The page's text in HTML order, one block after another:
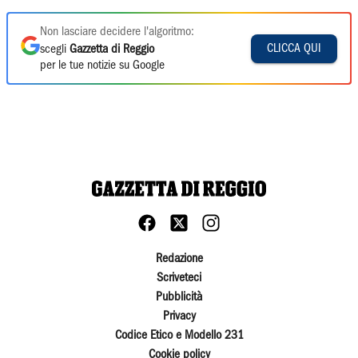
Non lasciare decidere l'algoritmo:
scegli Gazzetta di Reggio
per le tue notizie su Google
CLICCA QUI
Redazione
Scriveteci
Pubblicità
Privacy
Codice Etico e Modello 231
Cookie policy